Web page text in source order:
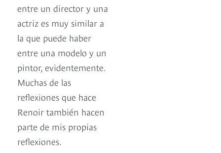
entre un director y una
actriz es muy similar a
la que puede haber
entre una modelo y un
pintor, evidentemente.
Muchas de las
reflexiones que hace
Renoir también hacen
parte de mis propias
reflexiones.